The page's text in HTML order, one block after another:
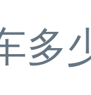
多